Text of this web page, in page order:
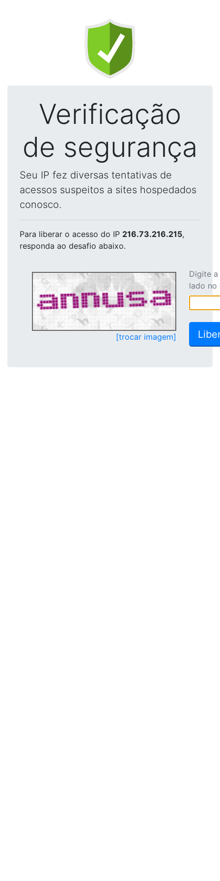
Verificação
de segurança
Seu IP fez diversas tentativas de
acessos suspeitos a sites hospedados
conosco.
Para liberar o acesso do IP 216.73.216.215,
responda ao desafio abaixo.
[trocar imagem]
Digite
lado no